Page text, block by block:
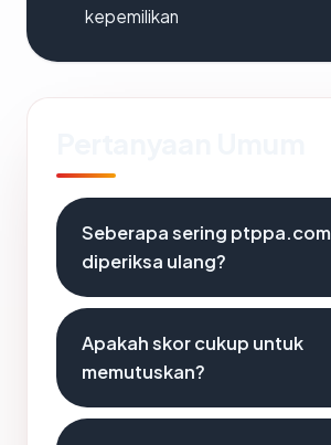
kepemilikan
Seberapa sering ptppa.com
diperiksa ulang?
Apakah skor cukup untuk
memutuskan?